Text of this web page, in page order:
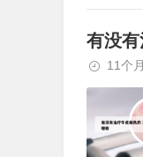
有没
11个